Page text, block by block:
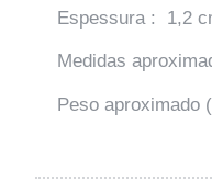
Espessura : 1,2
Medidas
Peso aproximado